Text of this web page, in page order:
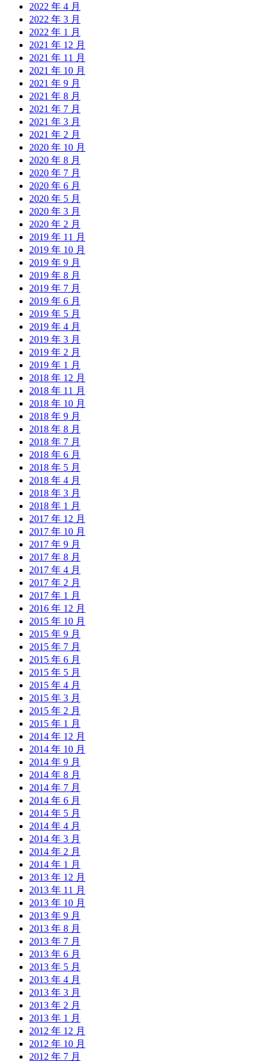
2022 年 4 月
2022 年 3 月
2022 年 1 月
2021 年 12 月
2021 年 11 月
2021 年 10 月
2021 年 9 月
2021 年 8 月
2021 年 7 月
2021 年 3 月
2021 年 2 月
2020 年 10 月
2020 年 8 月
2020 年 7 月
2020 年 6 月
2020 年 5 月
2020 年 3 月
2020 年 2 月
2019 年 11 月
2019 年 10 月
2019 年 9 月
2019 年 8 月
2019 年 7 月
2019 年 6 月
2019 年 5 月
2019 年 4 月
2019 年 3 月
2019 年 2 月
2019 年 1 月
2018 年 12 月
2018 年 11 月
2018 年 10 月
2018 年 9 月
2018 年 8 月
2018 年 7 月
2018 年 6 月
2018 年 5 月
2018 年 4 月
2018 年 3 月
2018 年 1 月
2017 年 12 月
2017 年 10 月
2017 年 9 月
2017 年 8 月
2017 年 4 月
2017 年 2 月
2017 年 1 月
2016 年 12 月
2015 年 10 月
2015 年 9 月
2015 年 7 月
2015 年 6 月
2015 年 5 月
2015 年 4 月
2015 年 3 月
2015 年 2 月
2015 年 1 月
2014 年 12 月
2014 年 10 月
2014 年 9 月
2014 年 8 月
2014 年 7 月
2014 年 6 月
2014 年 5 月
2014 年 4 月
2014 年 3 月
2014 年 2 月
2014 年 1 月
2013 年 12 月
2013 年 11 月
2013 年 10 月
2013 年 9 月
2013 年 8 月
2013 年 7 月
2013 年 6 月
2013 年 5 月
2013 年 4 月
2013 年 3 月
2013 年 2 月
2013 年 1 月
2012 年 12 月
2012 年 10 月
2012 年 7 月